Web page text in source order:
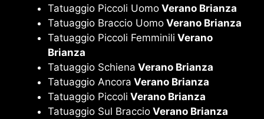
Tatuaggio Piccoli Uomo Verano Brianza
Tatuaggio Braccio Uomo Verano Brianza
Tatuaggio Piccoli Femminili Verano
Brianza
Tatuaggio Schiena Verano Brianza
Tatuaggio Ancora Verano Brianza
Tatuaggio Piccoli Verano Brianza
Tatuaggio Sul Braccio Verano Brianza